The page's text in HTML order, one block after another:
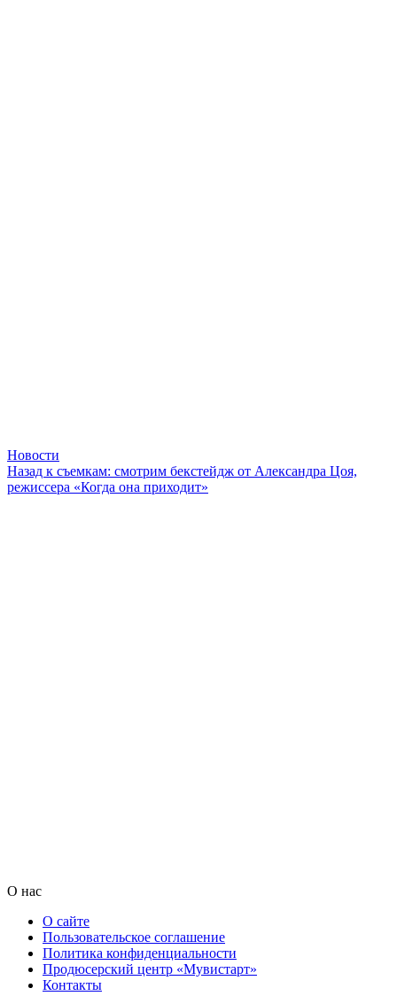
Новости
Назад к съемкам: смотрим бекстейдж от Александра Цоя,
режиссера «Когда она приходит»
О нас
О сайте
Пользовательское соглашение
Политика конфиденциальности
Продюсерский центр «Мувистарт»
Контакты